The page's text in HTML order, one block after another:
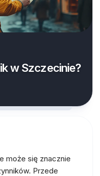
w Szczecinie?
może się znacznie
Przede